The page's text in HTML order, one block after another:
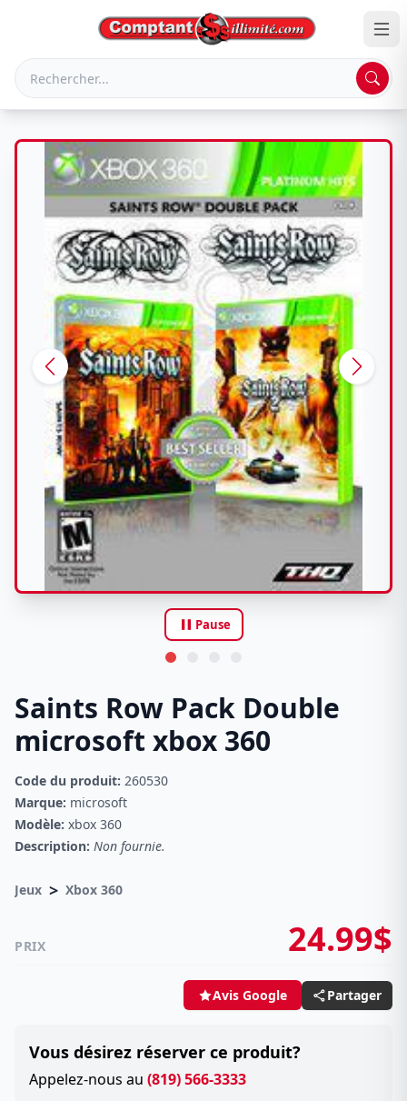
pause Pause
Saints Row Pack Double
microsoft xbox 360
Code du produit: 260530
Marque: microsoft
Modèle: xbox 360
Description: Non fournie.
Jeux > Xbox 360
PRIX 24.99$
Avis Google Partager
Vous désirez réserver ce produit?
Appelez-nous au (819) 566-3333